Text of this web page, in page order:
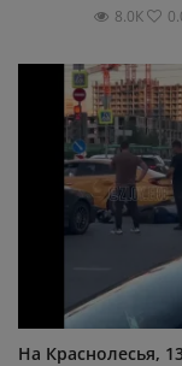
8.0К
На Краснолесья,